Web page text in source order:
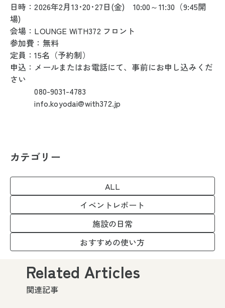
日時：2026年2月13･20･27日(金) 10:00～11:30（9:45開
場)
会場：LOUNGE WiTH372 フロント
参加費：無料
定員：15名（予約制）
申込：メールまたはお電話にて、事前にお申し込みくだ
さい
080-9031-4783
info.koyodai@with372.jp
カテゴリー
ALL
イベントレポート
施設の日常
おすすめの使い方
Related Articles
関連記事